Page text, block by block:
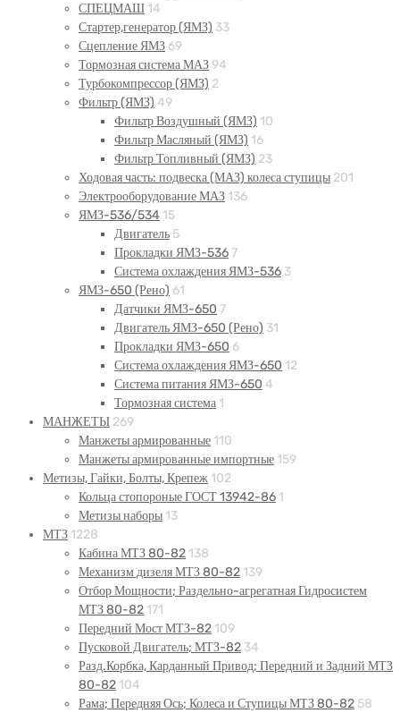
СПЕЦМАШ 14
Стартер,генератор (ЯМЗ) 33
Сцепление ЯМЗ 69
Тормозная система МАЗ 94
Турбокомпрессор (ЯМЗ) 2
Фильтр (ЯМЗ) 49
Фильтр Воздушный (ЯМЗ) 10
Фильтр Масляный (ЯМЗ) 16
Фильтр Топливный (ЯМЗ) 23
Ходовая часть: подвеска (МАЗ) колеса ступицы 201
Электрооборудование МАЗ 136
ЯМЗ-536/534 15
Двигатель 5
Прокладки ЯМЗ-5367
Система охлаждения ЯМЗ-536 3
ЯМЗ-650 (Рено) 61
Датчики ЯМЗ-650 7
Двигатель ЯМЗ-650 (Рено) 31
Прокладки ЯМЗ-650 6
Система охлаждения ЯМЗ-650 12
Система питания ЯМЗ-650 4
Тормозная система 1
МАНЖЕТЫ 269
Манжеты армированные 110
Манжеты армированные импортные 159
Метизы, Гайки, Болты, Крепеж 102
Кольца стопороные ГОСТ 13942-86 1
Метизы наборы 13
МТЗ 1228
Кабина МТЗ 80-82 138
Механизм дизеля МТЗ 80-82 139
Отбор Мощности; Раздельно-агрегатная Гидросистем
МТЗ 80-82 171
Передний Мост МТЗ-82 109
Пусковой Двигатель; МТЗ-82 34
Разд.Корбка, Карданный Привод; Передний и Задний МТЗ
80-82 104
Рама; Передняя Ось; Колеса и Ступицы МТЗ 80-82 58